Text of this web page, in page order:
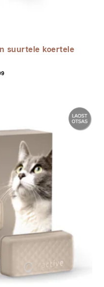
suurtele koertele